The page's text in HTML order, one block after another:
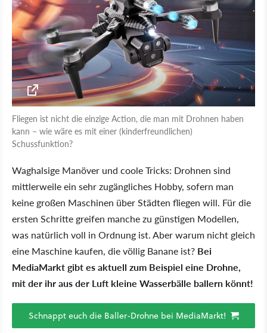
Fliegen ist nicht die einzige Action, die man mit Drohnen haben
kann – wie wäre es mit einer (kinderfreundlichen)
Schussfunktion?
Waghalsige Manöver und coole Tricks: Drohnen sind
mittlerweile ein sehr zugängliches Hobby, sofern man
keine großen Maschinen über Städten fliegen will. Für die
ersten Schritte greifen manche zu günstigen Modellen,
was natürlich voll in Ordnung ist. Aber warum nicht gleich
eine Maschine kaufen, die völlig Banane ist? Bei
MediaMarkt gibt es aktuell zum Beispiel eine Drohne,
mit der ihr aus der Luft kleine Wasserbälle ballern könnt!
Schnappt euch die Baller-Drohne bei MediaMarkt!